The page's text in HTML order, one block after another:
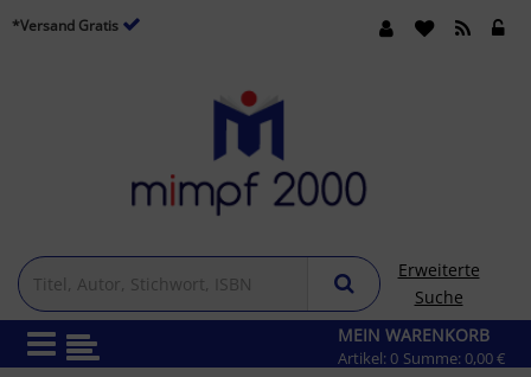
*Versand Gratis
Erweiterte
Suche
MEIN WARENKORB
Artikel: 0 Summe: 0,00 €